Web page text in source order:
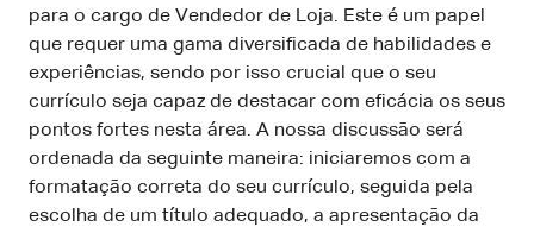
para o cargo de Vendedor de Loja. Este é um papel
que requer uma gama diversificada de habilidades e
experiências, sendo por isso crucial que o seu
currículo seja capaz de destacar com eficácia os seus
pontos fortes nesta área. A nossa discussão será
ordenada da seguinte maneira: iniciaremos com a
formatação correta do seu currículo, seguida pela
escolha de um título adequado, a apresentação da